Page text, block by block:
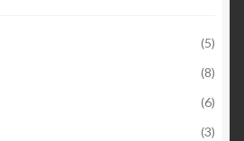
productpagina
(5)
(8)
(6)
(3)